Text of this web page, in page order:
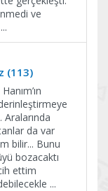
ve
...
(113)
da var
bilir... Bunu
bozacaktı
ettim
...